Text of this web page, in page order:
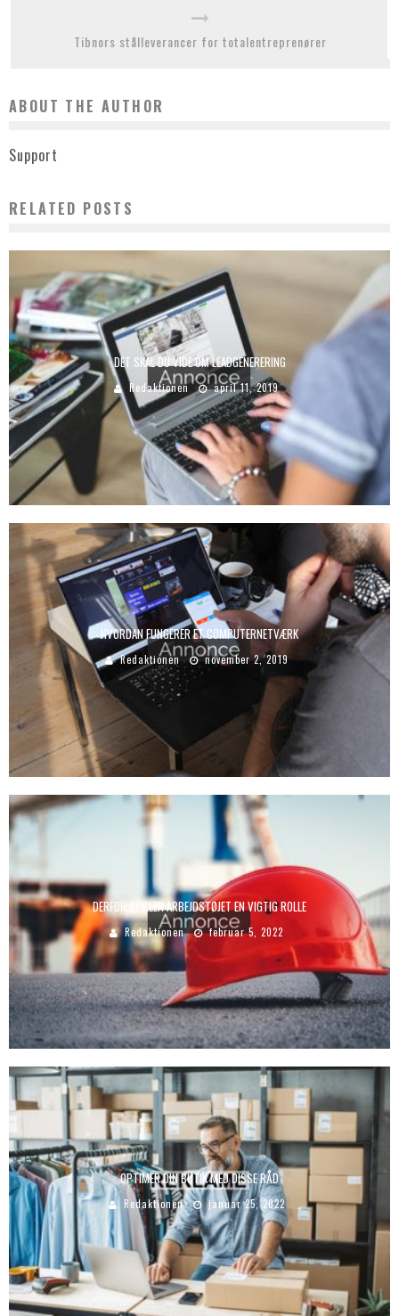
Tibnors stålleverancer for totalentreprenører
ABOUT THE AUTHOR
Support
RELATED POSTS
DET SKAL DU VIDE OM LEADGENERERING
Redaktionen april 11, 2019
HVORDAN FUNGERER ET COMPUTERNETVÆRK
Redaktionen november 2, 2019
DERFOR SPILLER ARBEJDSTØJET EN VIGTIG ROLLE
Redaktionen februar 5, 2022
OPTIMER DIN BUTIK MED DISSE RÅD
Redaktionen januar 25, 2022